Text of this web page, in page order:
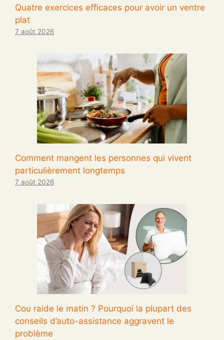
Quatre exercices efficaces pour avoir un ventre
plat
7 août 2026
Comment mangent les personnes qui vivent
particulièrement longtemps
7 août 2026
Cou raide le matin ? Pourquoi la plupart des
conseils d’auto-assistance aggravent le
problème